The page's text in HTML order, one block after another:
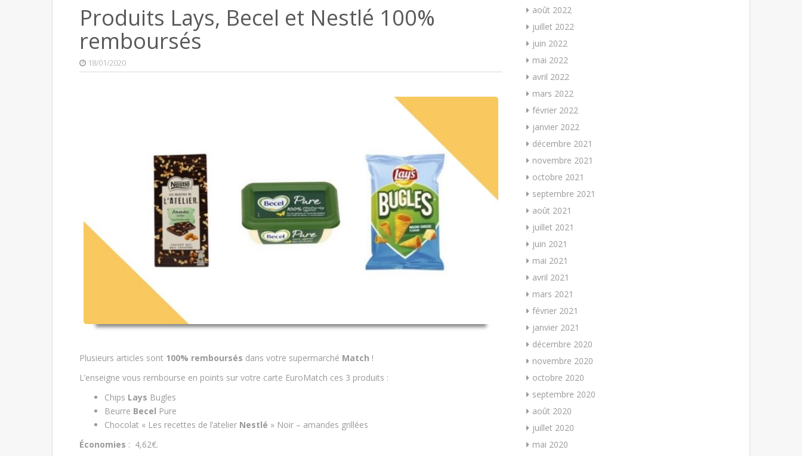
Produits Lays, Becel et Nestlé 100%
remboursés
18/01/2020
Plusieurs articles sont 100% remboursés dans votre supermarché Match !
L’enseigne vous rembourse en points sur votre carte EuroMatch ces 3 produits :
Chips Lays Bugles
Beurre Becel Pure
Chocolat « Les recettes de l’atelier Nestlé » Noir – amandes grillées
Économies : 4,62€.
août 2022
juillet 2022
juin 2022
mai 2022
avril 2022
mars 2022
février 2022
janvier 2022
décembre 2021
novembre 2021
octobre 2021
septembre 2021
août 2021
juillet 2021
juin 2021
mai 2021
avril 2021
mars 2021
février 2021
janvier 2021
décembre 2020
novembre 2020
octobre 2020
septembre 2020
août 2020
juillet 2020
mai 2020